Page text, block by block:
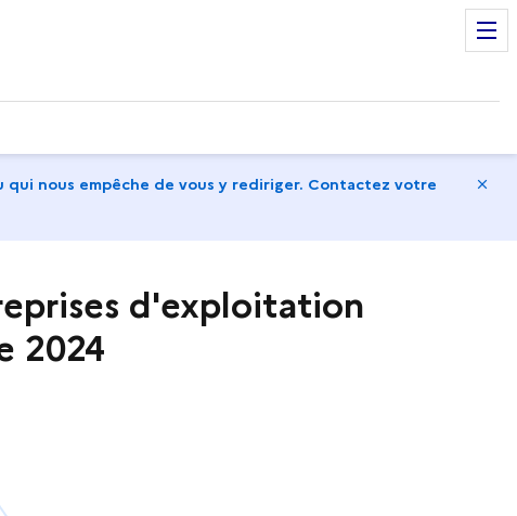
qui nous empêche de vous y rediriger. Contactez votre
d'exploitation
2024